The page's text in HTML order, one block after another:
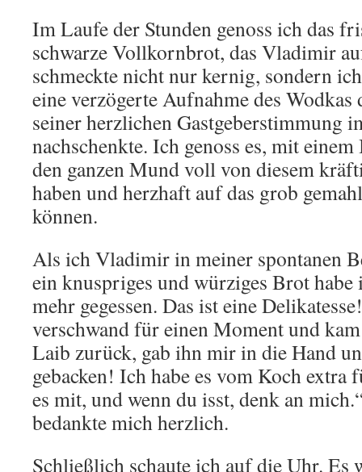
Im Laufe der Stunden genoss ich das
schwarze Vollkornbrot, das Vladimir
schmeckte nicht nur kernig, sondern
eine verzögerte Aufnahme des
seiner herzlichen Gastgeberstimmung
nachschenkte. Ich genoss es, mit
den ganzen Mund voll von diesem
haben und herzhaft auf das grob
können.
Als ich Vladimir in meiner spontanen
ein knuspriges und würziges Brot habe
mehr gegessen. Das ist eine
verschwand für einen Moment und
Laib zurück, gab ihn mir in die Hand
gebacken! Ich habe es vom Koch
es mit, und wenn du isst, denk an
bedankte mich herzlich.
Schließlich schaute ich auf die Uhr. Es